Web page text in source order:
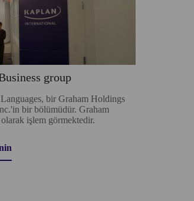
group
bir Graham Holdings
bir bölümüdür. Graham
işlem görmektedir.